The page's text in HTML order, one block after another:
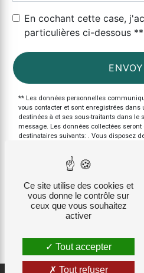
En cochant cette case,
particulières ci-dessous **
** Les données personnelles
vous contacter et sont enregistrées
destinées à et ses sous-traitants dans le
message. Les données collectées
destinataires suivants: . Vous disposez
d’effacement, de portabilité, de
consentement à tout moment et du droit
auprès d’une autorité de contrôle, ainsi
données post-mortem. Vous pouvez
l'adresse ou par courrier électronique à
pourra vous être demandé. Nous
période de prise de contact puis
aux fins probatoires et de gestion des
vous inscrire sur la liste d'opposition au
d’informations sur vos droits.
Ce site utilise des cookies et
vous donne le contrôle sur
ceux que vous souhaitez
activer
Tout accepter
Tout refuser